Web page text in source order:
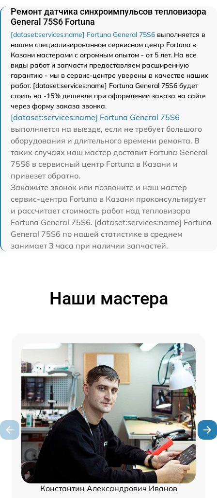
Ремонт датчика синхроимпульсов тепловизора
General 75S6 Fortuna
[dataset:services:name] Fortuna General 75S6 выполняется в
нашем специализированном сервисном центр Fortuna в
Казани мастерами с огромным опытом - от 5 лет. На все
виды работ и запчасти предоставляем расширенную
гарантию - мы в сервис-центре уверены в качестве наших
работ. [dataset:services:name] Fortuna General 75S6 будет
стоить на -15% дешевле при оформлении заказа на сайте
через форму заказа звонка.
[dataset:services:name] Fortuna General 75S6
выполняется на выезде, если не требует большого
оборудования и длительного времени ремонта. В
таких случаях наш мастер доставит Fortuna General
75S6 в сервисный центр Fortuna в Казани и
привезет обратно.
Закажите звонок или позвоните и наш мастер
сервис-центра Fortuna в Казани проконсультирует
и рассчитает стоимость работ над тепловизора
Fortuna General 75S6. [dataset:services:name] Fortuna
General 75S6 по нашей статистике в среднем
занимает 3 часа при наличии запчастей.
Наши мастера
Константин Александрович Иванов